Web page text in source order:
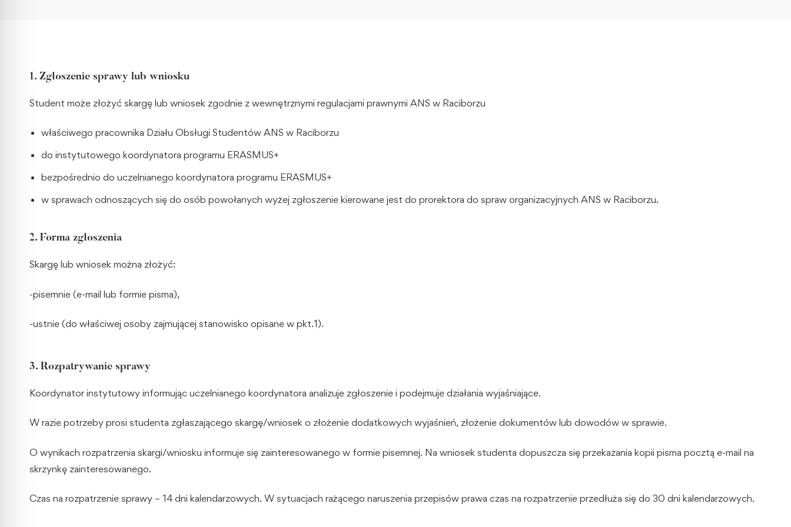
1. Zgłoszenie sprawy lub wniosku
Student może złożyć skargę lub wniosek zgodnie z wewnętrznymi regulacjami prawnymi ANS w Raciborzu
właściwego pracownika Działu Obsługi Studentów ANS w Raciborzu
do instytutowego koordynatora programu ERASMUS+
bezpośrednio do uczelnianego koordynatora programu ERASMUS+
w sprawach odnoszących się do osób powołanych wyżej zgłoszenie kierowane jest do prorektora do spraw organizacyjnych ANS w Raciborzu.
2. Forma zgłoszenia
Skargę lub wniosek można złożyć:
-pisemnie (e-mail lub formie pisma),
-ustnie (do właściwej osoby zajmującej stanowisko opisane w pkt.1).
3. Rozpatrywanie sprawy
Koordynator instytutowy informując uczelnianego koordynatora analizuje zgłoszenie i podejmuje działania wyjaśniające.
W razie potrzeby prosi studenta zgłaszającego skargę/wniosek o złożenie dodatkowych wyjaśnień, złożenie dokumentów lub dowodów w sprawie.
O wynikach rozpatrzenia skargi/wniosku informuje się zainteresowanego w formie pisemnej. Na wniosek studenta dopuszcza się przekazania kopii pisma pocztą e-mail na
skrzynkę zainteresowanego.
Czas na rozpatrzenie sprawy – 14 dni kalendarzowych. W sytuacjach rażącego naruszenia przepisów prawa czas na rozpatrzenie przedłuża się do 30 dni kalendarzowych.